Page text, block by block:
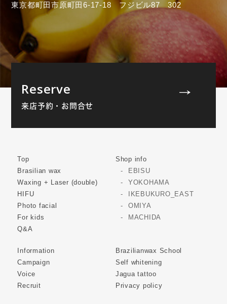
東京都町田市原町田6-17-18 フジビル87 302
Reserve
来店予約・お問合せ
Top
Brasilian wax
Waxing + Laser (double)
HIFU
Photo facial
For kids
Q&A
Shop info
EBISU
YOKOHAMA
IKEBUKURO_EAST
OMIYA
MACHIDA
Information
Campaign
Voice
Recruit
Brazilianwax School
Self whitening
Jagua tattoo
Privacy policy